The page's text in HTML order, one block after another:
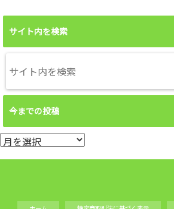
サイト内を検索
今までの投稿
今